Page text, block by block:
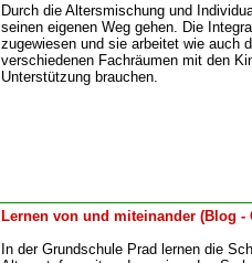
Durch die Altersmischung und
seinen eigenen Weg gehen. Die
zugewiesen und sie arbeitet wie auch
verschiedenen Fachräumen mit den
Unterstützung brauchen.
Lernen von und miteinander (Blog -
In der Grundschule Prad lernen die